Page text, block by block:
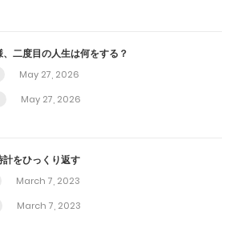
二度目の人生は何をする？
May 27, 2026
May 27, 2026
計をひっくり返す
March 7, 2023
March 7, 2023